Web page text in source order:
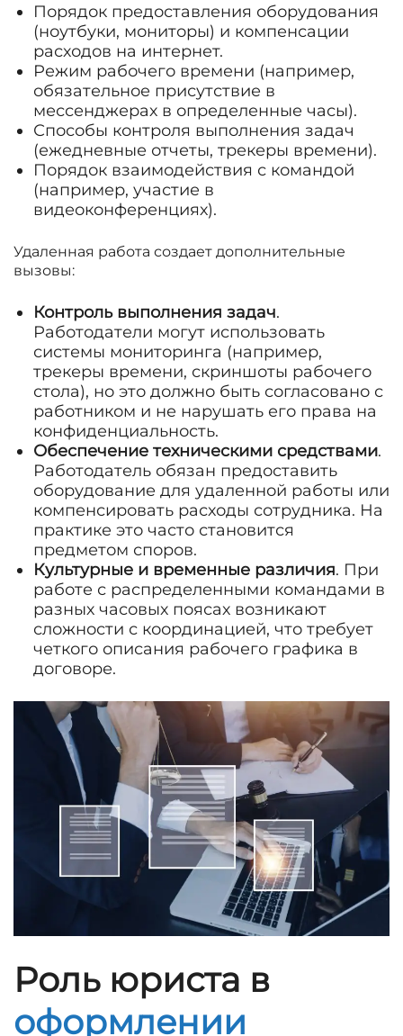
Порядок предоставления оборудования
(ноутбуки, мониторы) и компенсации
расходов на интернет.
Режим рабочего времени (например,
обязательное присутствие в
мессенджерах в определенные часы).
Способы контроля выполнения задач
(ежедневные отчеты, трекеры времени).
Порядок взаимодействия с командой
(например, участие в
видеоконференциях).
Удаленная работа создает дополнительные
вызовы:
Контроль выполнения задач.
Работодатели могут использовать
системы мониторинга (например,
трекеры времени, скриншоты рабочего
стола), но это должно быть согласовано с
работником и не нарушать его права на
конфиденциальность.
Обеспечение техническими средствами.
Работодатель обязан предоставить
оборудование для удаленной работы или
компенсировать расходы сотрудника. На
практике это часто становится
предметом споров.
Культурные и временные различия. При
работе с распределенными командами в
разных часовых поясах возникают
сложности с координацией, что требует
четкого описания рабочего графика в
договоре.
Роль юриста в
оформлении